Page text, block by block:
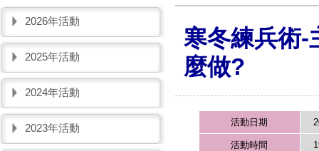
2026年活動
2025年活動
2024年活動
2023年活動
寒冬練兵術-
麼做?
活動日期
活動時間